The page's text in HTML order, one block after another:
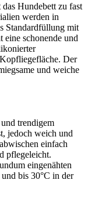
Hundebett zu fast
werden in
Standardfüllung mit
eine schonende und
Der
und weiche
trendigem
jedoch weich und
einfach
pflegeleicht.
eingenähten
bis 30°C in der